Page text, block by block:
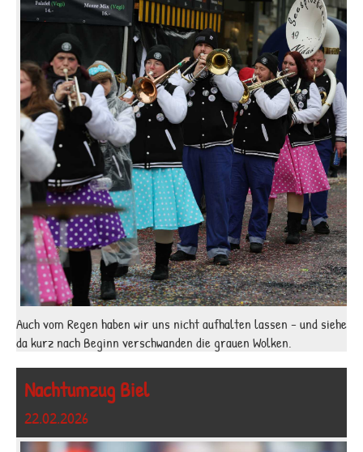
Auch vom Regen haben wir uns nicht aufhalten lassen - und siehe
da kurz nach Beginn verschwanden die grauen Wolken.
Nachtumzug Biel
22.02.2026